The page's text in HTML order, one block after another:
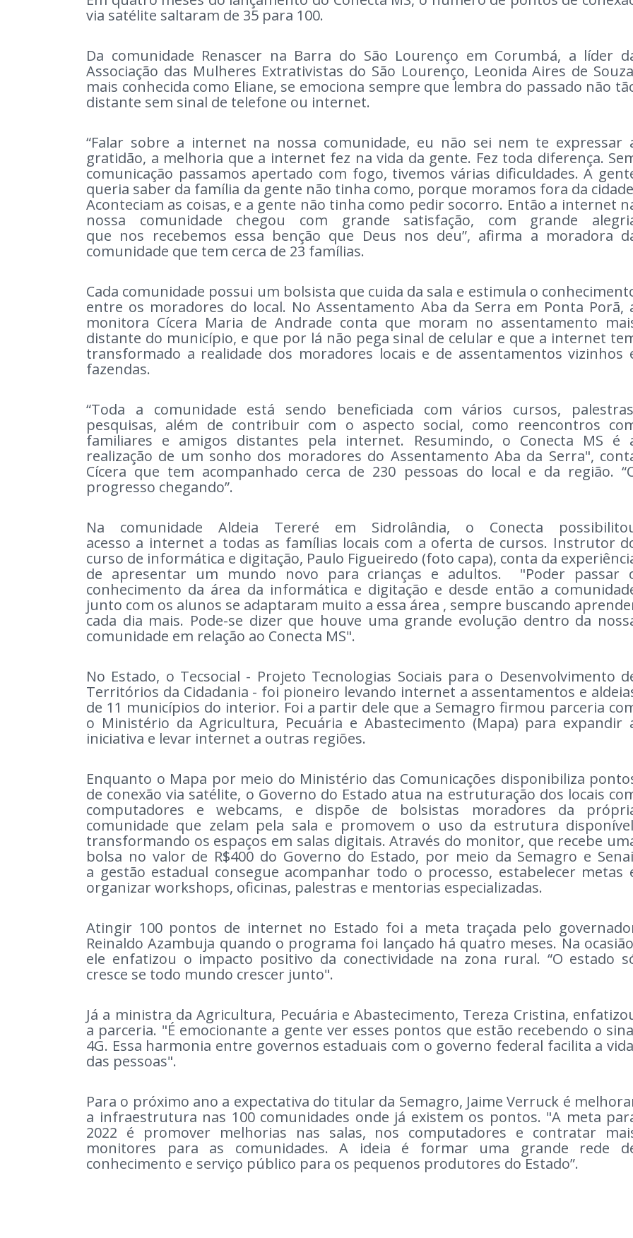
via satélite saltaram de 35 para 100.
Da comunidade Renascer na Barra do São Lourenço em Corumbá, a líder
Associação das Mulheres Extrativistas do São Lourenço, Leonida Aires de
mais conhecida como Eliane, se emociona sempre que lembra do passado não
distante sem sinal de telefone ou internet.
“Falar sobre a internet na nossa comunidade, eu não sei nem te expressar
gratidão, a melhoria que a internet fez na vida da gente. Fez toda diferença.
comunicação passamos apertado com fogo, tivemos várias dificuldades. A
queria saber da família da gente não tinha como, porque moramos fora da
Aconteciam as coisas, e a gente não tinha como pedir socorro. Então a internet
nossa comunidade chegou com grande satisfação, com grande
que nos recebemos essa benção que Deus nos deu”, afirma a moradora
comunidade que tem cerca de 23 famílias.
Cada comunidade possui um bolsista que cuida da sala e estimula o
entre os moradores do local. No Assentamento Aba da Serra em Ponta Porã,
monitora Cícera Maria de Andrade conta que moram no assentamento
distante do município, e que por lá não pega sinal de celular e que a internet
transformado a realidade dos moradores locais e de assentamentos vizinhos
fazendas.
“Toda a comunidade está sendo beneficiada com vários cursos,
pesquisas, além de contribuir com o aspecto social, como reencontros
familiares e amigos distantes pela internet. Resumindo, o Conecta MS é
realização de um sonho dos moradores do Assentamento Aba da Serra",
Cícera que tem acompanhado cerca de 230 pessoas do local e da região.
progresso chegando”.
Na comunidade Aldeia Tereré em Sidrolândia, o Conecta
acesso a internet a todas as famílias locais com a oferta de cursos. Instrutor
curso de informática e digitação, Paulo Figueiredo (foto capa), conta da
de apresentar um mundo novo para crianças e adultos. "Poder passar
conhecimento da área da informática e digitação e desde então a
junto com os alunos se adaptaram muito a essa área , sempre buscando
cada dia mais. Pode-se dizer que houve uma grande evolução dentro da
comunidade em relação ao Conecta MS".
No Estado, o Tecsocial - Projeto Tecnologias Sociais para o Desenvolvimento
Territórios da Cidadania - foi pioneiro levando internet a assentamentos e
de 11 municípios do interior. Foi a partir dele que a Semagro firmou parceria
o Ministério da Agricultura, Pecuária e Abastecimento (Mapa) para expandir
iniciativa e levar internet a outras regiões.
Enquanto o Mapa por meio do Ministério das Comunicações disponibiliza
de conexão via satélite, o Governo do Estado atua na estruturação dos locais
computadores e webcams, e dispõe de bolsistas moradores da
comunidade que zelam pela sala e promovem o uso da estrutura
transformando os espaços em salas digitais. Através do monitor, que recebe
bolsa no valor de R$400 do Governo do Estado, por meio da Semagro e
a gestão estadual consegue acompanhar todo o processo, estabelecer metas
organizar workshops, oficinas, palestras e mentorias especializadas.
Atingir 100 pontos de internet no Estado foi a meta traçada pelo
Reinaldo Azambuja quando o programa foi lançado há quatro meses. Na
ele enfatizou o impacto positivo da conectividade na zona rural. “O estado
cresce se todo mundo crescer junto".
Já a ministra da Agricultura, Pecuária e Abastecimento, Tereza Cristina,
a parceria. "É emocionante a gente ver esses pontos que estão recebendo o
4G. Essa harmonia entre governos estaduais com o governo federal facilita a vida
das pessoas".
Para o próximo ano a expectativa do titular da Semagro, Jaime Verruck é
a infraestrutura nas 100 comunidades onde já existem os pontos. "A meta
2022 é promover melhorias nas salas, nos computadores e contratar
monitores para as comunidades. A ideia é formar uma grande rede
conhecimento e serviço público para os pequenos produtores do Estado”.